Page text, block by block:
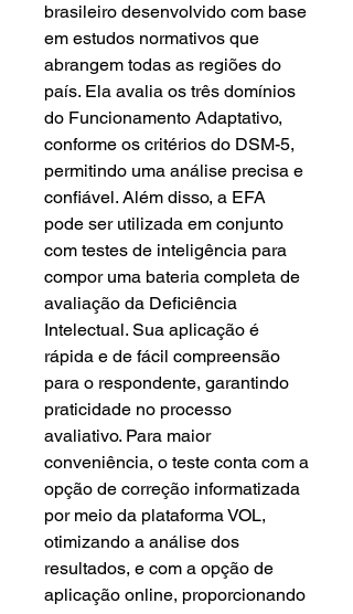
brasileiro desenvolvido com base
em estudos normativos que
abrangem todas as regiões do
país. Ela avalia os três domínios
do Funcionamento Adaptativo,
conforme os critérios do DSM-5,
permitindo uma análise precisa e
confiável. Além disso, a EFA
pode ser utilizada em conjunto
com testes de inteligência para
compor uma bateria completa de
avaliação da Deficiência
Intelectual. Sua aplicação é
rápida e de fácil compreensão
para o respondente, garantindo
praticidade no processo
avaliativo. Para maior
conveniência, o teste conta com a
opção de correção informatizada
por meio da plataforma VOL,
otimizando a análise dos
resultados, e com a opção de
aplicação online, proporcionando